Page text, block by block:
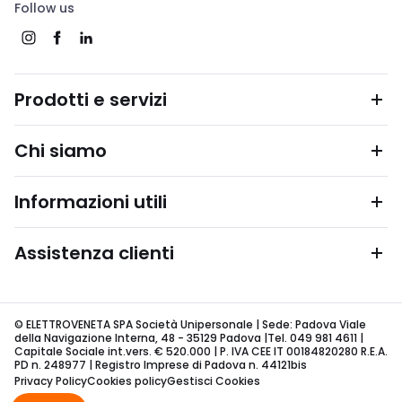
Follow us
Prodotti e servizi
Chi siamo
Informazioni utili
Assistenza clienti
© ELETTROVENETA SPA Società Unipersonale | Sede: Padova Viale
della Navigazione Interna, 48 - 35129 Padova |Tel. 049 981 4611 |
Capitale Sociale int.vers. € 520.000 | P. IVA CEE IT 00184820280 R.E.A.
PD n. 248977 | Registro Imprese di Padova n. 44121bis
Privacy PolicyCookies policyGestisci Cookies